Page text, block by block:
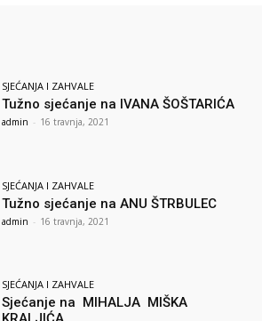
SJEĆANJA I ZAHVALE
Tužno sjećanje na IVANA ŠOŠTARIĆA
admin - 16 travnja, 2021
SJEĆANJA I ZAHVALE
Tužno sjećanje na ANU ŠTRBULEC
admin - 16 travnja, 2021
SJEĆANJA I ZAHVALE
Sjećanje na MIHALJA MIŠKA